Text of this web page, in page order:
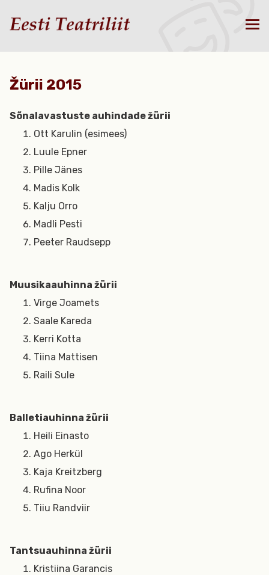
Žürii 2015
Sõnalavastuste auhindade žürii
Ott Karulin (esimees)
Luule Epner
Pille Jänes
Madis Kolk
Kalju Orro
Madli Pesti
Peeter Raudsepp
Muusikaauhinna žürii
Virge Joamets
Saale Kareda
Kerri Kotta
Tiina Mattisen
Raili Sule
Balletiauhinna žürii
Heili Einasto
Ago Herkül
Kaja Kreitzberg
Rufina Noor
Tiiu Randviir
Tantsuauhinna žürii
Kristiina Garancis